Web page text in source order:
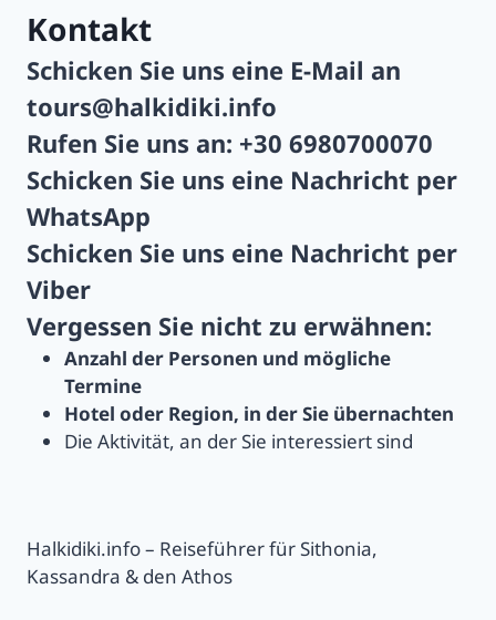
Kontakt
Schicken Sie uns eine E-Mail an
tours@halkidiki.info
Rufen Sie uns an: +30 6980700070
Schicken Sie uns eine Nachricht per
WhatsApp
Schicken Sie uns eine Nachricht per
Viber
Vergessen Sie nicht zu erwähnen:
Anzahl der Personen und mögliche
Termine
Hotel oder Region, in der Sie übernachten
Die Aktivität, an der Sie interessiert sind
Halkidiki.info – Reiseführer für Sithonia,
Kassandra & den Athos